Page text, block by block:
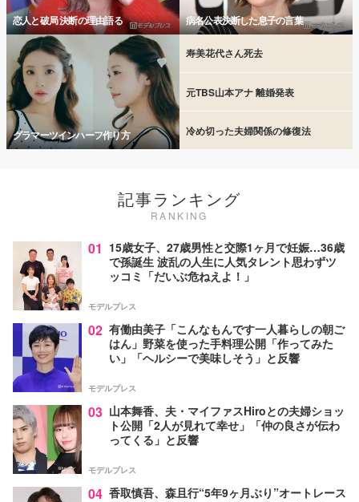
恋人と破局 決断の理由語る 病名公表決断した息子の言葉
グラマーツインハーフ作り方
寿美花代さん死去
元TBS山本アナ 離婚発表
冷め切った夫婦関係の修復法
記事ランキング
RANKING
01 15歳女子、27歳男性と交際1ヶ月で妊娠…36歳
で孫誕生 波乱の人生に人気タレント思わずツ
ッコミ「だいぶ危ねえよ！」
モデルプレス
02 有働由美子「こんなもんです一人暮らしの朝ご
はん」野菜を使った手料理公開「作ってみた
い」「ヘルシーで美味しそう」と反響
モデルプレス
03 山本舞香、夫・マイファスHiroとの夫婦ショッ
ト公開「2人が見れて幸せ」「仲の良さが伝わ
ってくる」と反響
モデルプレス
04 香取慎吾、森且行“5年9ヶ月ぶり”オートレース